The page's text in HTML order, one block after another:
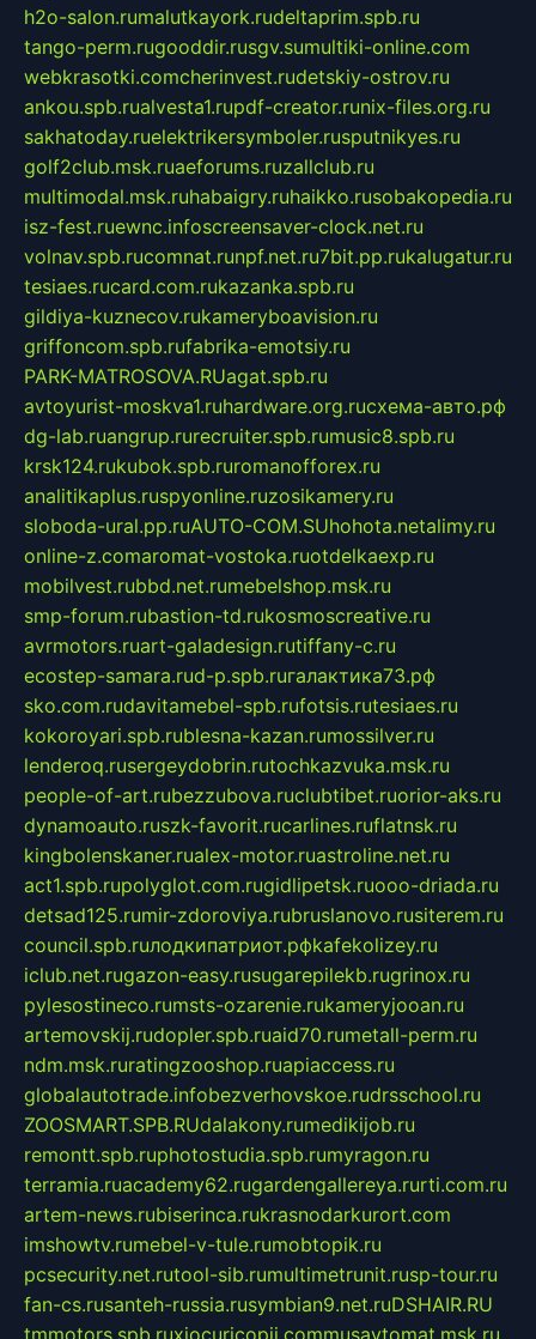
h2o-salon.rumalutkayork.rudeltaprim.spb.ru
tango-perm.rugooddir.rusgv.sumultiki-online.com
webkrasotki.comcherinvest.rudetskiy-ostrov.ru
ankou.spb.rualvesta1.rupdf-creator.runix-files.org.ru
sakhatoday.ruelektrikersymboler.rusputnikyes.ru
golf2club.msk.ruaeforums.ruzallclub.ru
multimodal.msk.ruhabaigry.ruhaikko.rusobakopedia.ru
isz-fest.ruewnc.infoscreensaver-clock.net.ru
volnav.spb.rucomnat.runpf.net.ru7bit.pp.rukalugatur.ru
tesiaes.rucard.com.rukazanka.spb.ru
gildiya-kuznecov.rukameryboavision.ru
griffoncom.spb.rufabrika-emotsiy.ru
PARK-MATROSOVA.RUagat.spb.ru
avtoyurist-moskva1.ruhardware.org.ruсхема-авто.рф
dg-lab.ruangrup.rurecruiter.spb.rumusic8.spb.ru
krsk124.rukubok.spb.ruromanofforex.ru
analitikaplus.ruspyonline.ruzosikamery.ru
sloboda-ural.pp.ruAUTO-COM.SUhohota.netalimy.ru
online-z.comaromat-vostoka.ruotdelkaexp.ru
mobilvest.rubbd.net.rumebelshop.msk.ru
smp-forum.rubastion-td.rukosmoscreative.ru
avrmotors.ruart-galadesign.rutiffany-c.ru
ecostep-samara.rud-p.spb.ruгалактика73.рф
sko.com.rudavitamebel-spb.rufotsis.rutesiaes.ru
kokoroyari.spb.rublesna-kazan.rumossilver.ru
lenderoq.rusergeydobrin.rutochkazvuka.msk.ru
people-of-art.rubezzubova.ruclubtibet.ruorior-aks.ru
dynamoauto.ruszk-favorit.rucarlines.ruflatnsk.ru
kingbolenskaner.rualex-motor.ruastroline.net.ru
act1.spb.rupolyglot.com.rugidlipetsk.ruooo-driada.ru
detsad125.rumir-zdoroviya.rubruslanovo.rusiterem.ru
council.spb.ruлодкипатриот.рфkafekolizey.ru
iclub.net.rugazon-easy.rusugarepilekb.rugrinox.ru
pylesostineco.rumsts-ozarenie.rukameryjooan.ru
artemovskij.rudopler.spb.ruaid70.rumetall-perm.ru
ndm.msk.ruratingzooshop.ruapiaccess.ru
globalautotrade.infobezverhovskoe.rudrsschool.ru
ZOOSMART.SPB.RUdalakony.rumedikijob.ru
remontt.spb.ruphotostudia.spb.rumyragon.ru
terramia.ruacademy62.rugardengallereya.rurti.com.ru
artem-news.rubiserinca.rukrasnodarkurort.com
imshowtv.rumebel-v-tule.rumobtopik.ru
pcsecurity.net.rutool-sib.rumultimetrunit.rusp-tour.ru
fan-cs.rusanteh-russia.rusymbian9.net.ruDSHAIR.RU
tmmotors.spb.ruxjocuricopii.commusavtomat.msk.ru